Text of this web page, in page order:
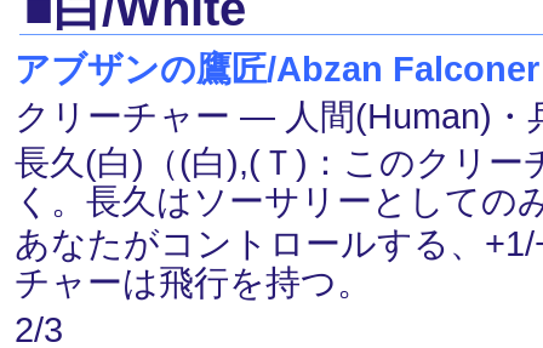
アブザンの鷹匠/Abzan Falconer
クリーチャー ― 人間(Human)
長久(白)（(白),(Ｔ)：このクリ
く。長久はソーサリーとしての
あなたがコントロールする、
チャーは飛行を持つ。
2/3